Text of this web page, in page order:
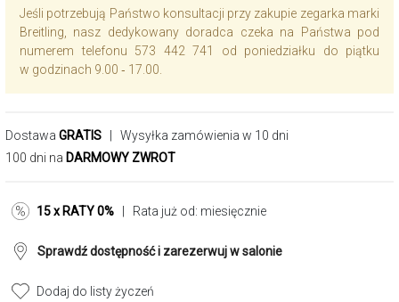
Jeśli potrzebują Państwo konsultacji przy zakupie zegarka marki
Breitling, nasz dedykowany doradca czeka na Państwa pod
numerem telefonu 573 442 741 od poniedziałku do piątku
w godzinach 9.00 ‑ 17.00.
Dostawa GRATIS | Wysyłka zamówienia w 10 dni
100 dni na DARMOWY ZWROT
15 x RATY 0% | Rata już od: miesięcznie
Sprawdź dostępność i zarezerwuj w salonie
Dodaj do listy życzeń